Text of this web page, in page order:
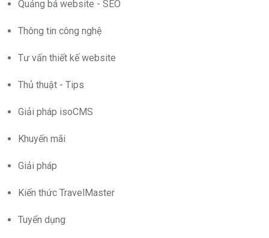
Quảng bá website - SEO
Thông tin công nghệ
Tư vấn thiết kế website
Thủ thuật - Tips
Giải pháp isoCMS
Khuyến mãi
Giải pháp
Kiến thức TravelMaster
Tuyển dụng